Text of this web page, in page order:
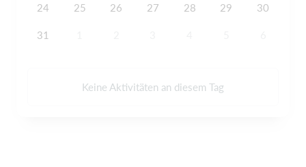
24 25 26 27 28 29 30
31
Keine Aktivitäten an diesem Tag